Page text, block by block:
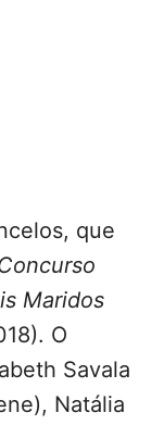
que
Maridos
O
Savala
Natália